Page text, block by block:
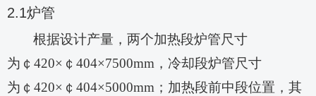
2.1炉管
根据设计产量，两个加热段炉管尺寸
为 ￠ 420×￠404×7500mm，冷却段炉管尺寸
为￠420×￠404×5000mm ；加热段前中段位置，其